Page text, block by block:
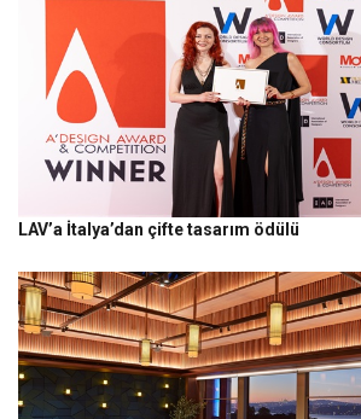
LAV’a İtalya’dan çifte tasarım ödülü